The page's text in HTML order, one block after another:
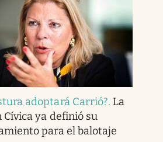
adoptará Carrió?. La
Cívica ya definió su
para el balotaje